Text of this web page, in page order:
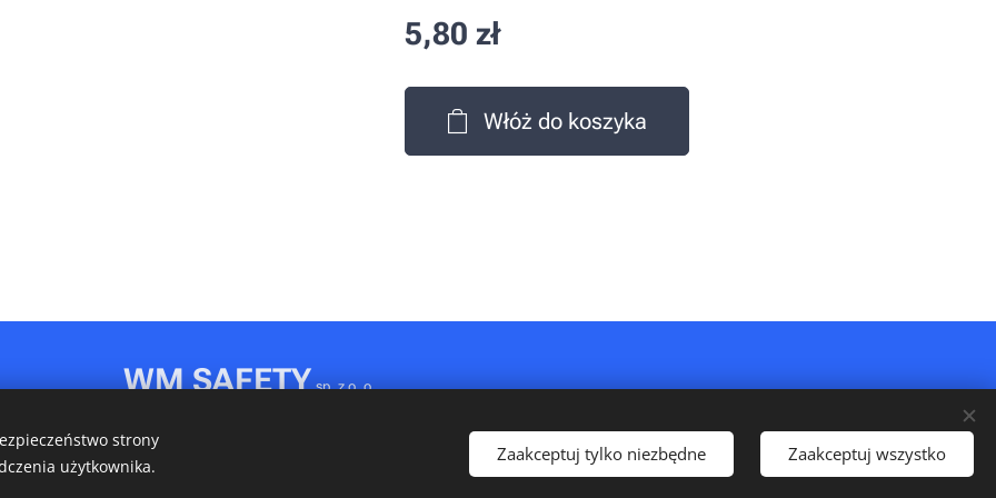
5,80 zł
Włóż do koszyka
WM SAFETY sp. z o. o.
NIP: 6472611346 • REGON: 540606150 • KRS: 0001148349
strony
użytkownika.
Zaakceptuj tylko niezbędne Zaakceptuj wszystko